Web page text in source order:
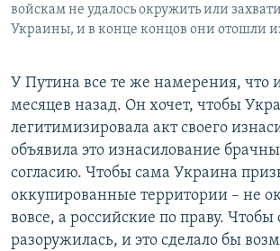
войскам не удалось окружить или
Украины, и в конце концов они отошли
У Путина все те же намерения, что
месяцев назад. Он хочет, чтобы
легитимизировала акт своего
объявила это изнасилование
согласию. Чтобы сама Украина
оккупированные территории – не
вовсе, а российские по праву. Чтобы
разоружилась, и это сделало бы